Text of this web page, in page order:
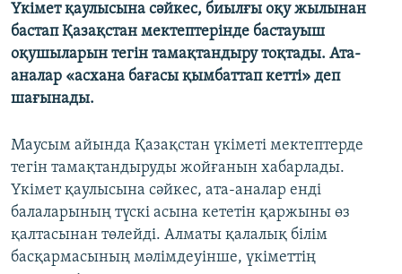
Үкімет қаулысына сәйкес, биылғы оқу жылынан
бастап Қазақстан мектептерінде бастауыш
оқушыларын тегін тамақтандыру тоқтады. Ата-
аналар «асхана бағасы қымбаттап кетті» деп
шағынады.
Маусым айында Қазақстан үкіметі мектептерде
тегін тамақтандыруды жойғанын хабарлады.
Үкімет қаулысына сәйкес, ата-аналар енді
балаларының түскі асына кететін қаржыны өз
қалтасынан төлейді. Алматы қалалық білім
басқармасының мәлімдеуінше, үкіметтің